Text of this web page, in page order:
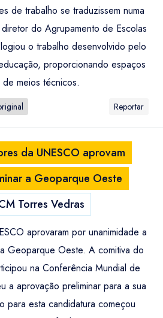
de trabalho se traduzissem numa
do Agrupamento de Escolas
o trabalho desenvolvido pelo
proporcionando espaços
meios técnicos.
Reportar
da UNESCO aprovam
a Geoparque Oeste
Torres Vedras
aprovaram por unanimidade a
Geoparque Oeste. A comitiva do
na Conferência Mundial de
a aprovação preliminar para a sua
para esta candidatura começou